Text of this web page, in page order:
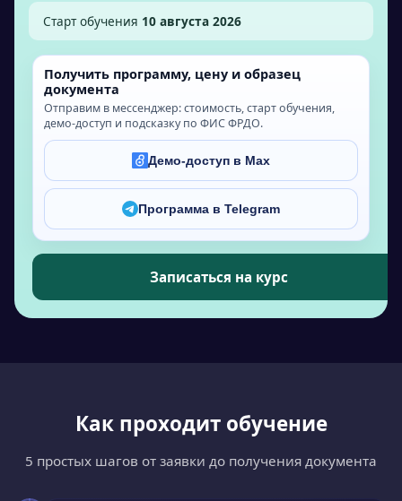
Старт обучения 10 августа 2026
Получить программу, цену и образец
документа
Отправим в мессенджер: стоимость, старт обучения,
демо-доступ и подсказку по ФИС ФРДО.
Демо-доступ в Max
Программа в Telegram
Записаться на курс
Как проходит обучение
5 простых шагов от заявки до получения документа